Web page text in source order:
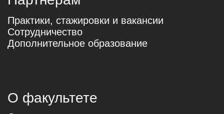
Томск, ул. Крылова, 19
и повышения удобства пользования сайтом. Если вы не
согласны на их использование, поменяйте настройки
браузера.
Пространство «Медиахаб»